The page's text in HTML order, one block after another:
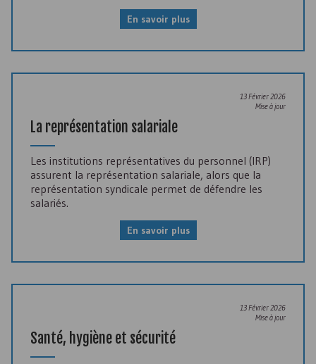
En savoir plus
13 Février 2026
Mise à jour
La représentation salariale
Les institutions représentatives du personnel (IRP)
assurent la représentation salariale, alors que la
représentation syndicale permet de défendre les
salariés.
En savoir plus
13 Février 2026
Mise à jour
Santé, hygiène et sécurité